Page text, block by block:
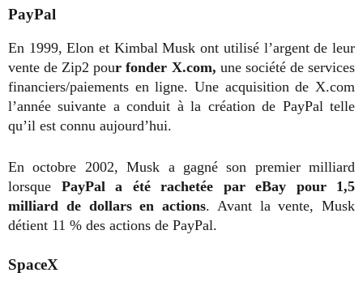
PayPal
En 1999, Elon et Kimbal Musk ont utilisé l’argent de leur
vente de Zip2 pour fonder X.com, une société de services
financiers/paiements en ligne. Une acquisition de X.com
l’année suivante a conduit à la création de PayPal telle
qu’il est connu aujourd’hui.
En octobre 2002, Musk a gagné son premier milliard
lorsque PayPal a été rachetée par eBay pour 1,5
milliard de dollars en actions. Avant la vente, Musk
détient 11 % des actions de PayPal.
SpaceX